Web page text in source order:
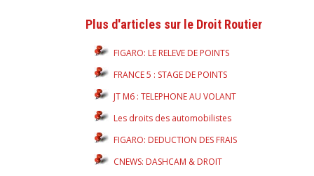
Plus d'articles sur le Droit Routier
FIGARO: LE RELEVE DE POINTS
FRANCE 5 : STAGE DE POINTS
JT M6 : TELEPHONE AU VOLANT
Les droits des automobilistes
FIGARO: DEDUCTION DES FRAIS
CNEWS: DASHCAM & DROIT